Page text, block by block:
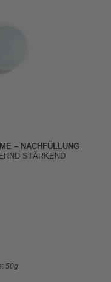
– NACHFÜLLUNG
STÄRKEND
50g